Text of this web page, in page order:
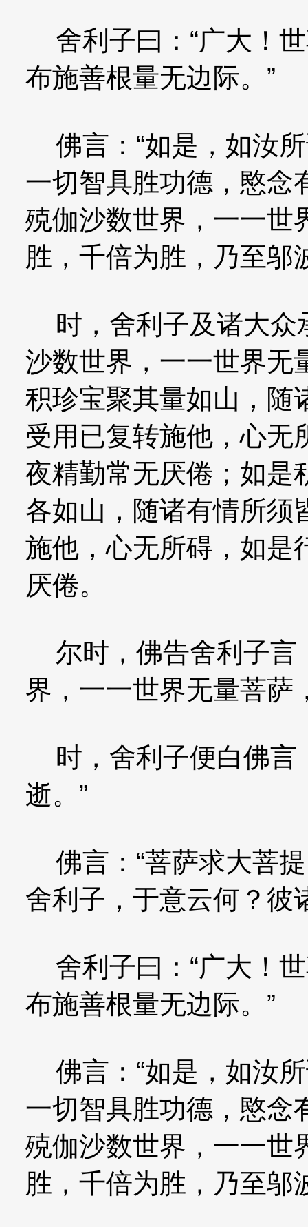
舍利子曰：“广大！
布施善根量无边际。”
佛言：“如是，如汝
一切智具胜功德，愍念
殑伽沙数世界，一一世
胜，千倍为胜，乃至邬
时，舍利子及诸大众
沙数世界，一一世界无
积珍宝聚其量如山，随
受用已复转施他，心无
夜精勤常无厌倦；如是
各如山，随诸有情所须
施他，心无所碍，如是
厌倦。
尔时，佛告舍利子言
界，一一世界无量菩萨
时，舍利子便白佛言
逝。”
佛言：“菩萨求大菩
舍利子，于意云何？彼
舍利子曰：“广大！
布施善根量无边际。”
佛言：“如是，如汝
一切智具胜功德，愍念
殑伽沙数世界，一一世
胜，千倍为胜，乃至邬